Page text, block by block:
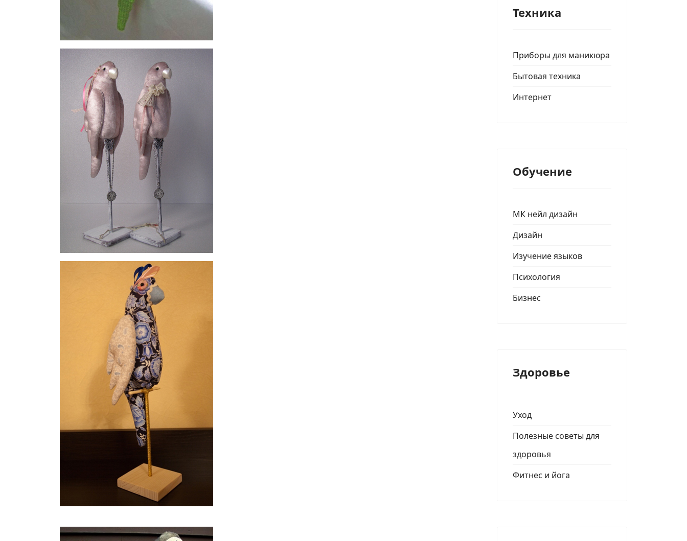
Техника
Приборы для маникюра
Бытовая техника
Интернет
Обучение
МК нейл дизайн
Дизайн
Изучение языков
Психология
Бизнес
Здоровье
Уход
Полезные советы для
здоровья
Фитнес и йога